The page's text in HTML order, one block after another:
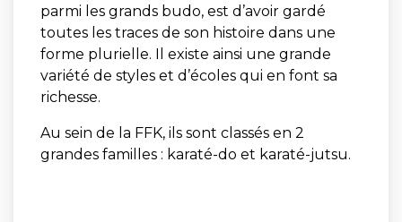
parmi les grands budo, est d’avoir gardé
toutes les traces de son histoire dans une
forme plurielle. Il existe ainsi une grande
variété de styles et d’écoles qui en font sa
richesse.
Au sein de la FFK, ils sont classés en 2
grandes familles : karaté-do et karaté-jutsu.